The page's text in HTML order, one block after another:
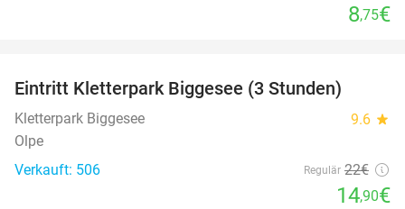
8,75€
Eintritt Kletterpark Biggesee (3 Stunden)
Kletterpark Biggesee 9.6 star
Olpe
Verkauft: 506
Regulär 22€
14,90€